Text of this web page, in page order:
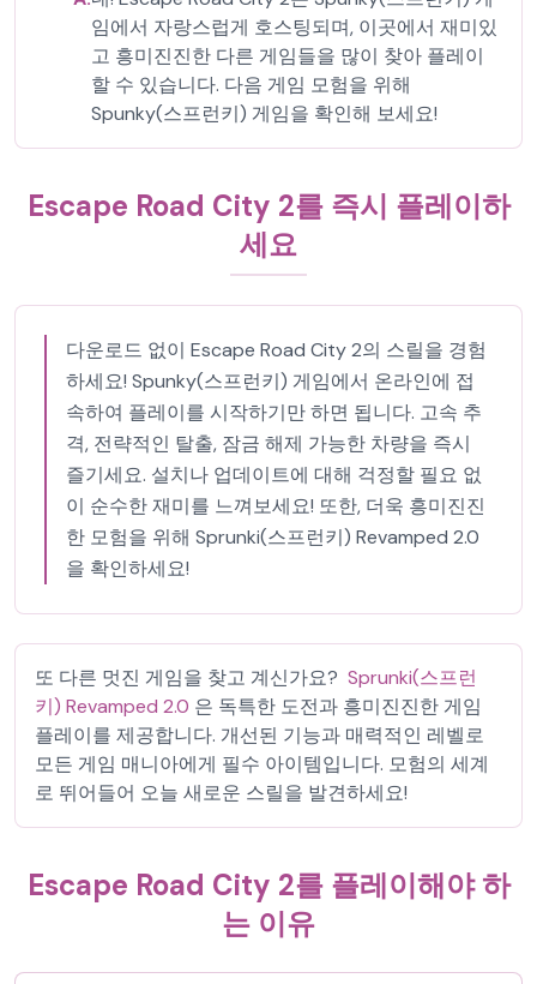
임에서 자랑스럽게 호스팅되며, 이곳에서 재미있
고 흥미진진한 다른 게임들을 많이 찾아 플레이
할 수 있습니다. 다음 게임 모험을 위해
Spunky(스프런키) 게임을 확인해 보세요!
Escape Road City 2를 즉시 플레이하
세요
다운로드 없이 Escape Road City 2의 스릴을 경험
하세요! Spunky(스프런키) 게임에서 온라인에 접
속하여 플레이를 시작하기만 하면 됩니다. 고속 추
격, 전략적인 탈출, 잠금 해제 가능한 차량을 즉시
즐기세요. 설치나 업데이트에 대해 걱정할 필요 없
이 순수한 재미를 느껴보세요! 또한, 더욱 흥미진진
한 모험을 위해 Sprunki(스프런키) Revamped 2.0
을 확인하세요!
또 다른 멋진 게임을 찾고 계신가요? Sprunki(스프런
키) Revamped 2.0 은 독특한 도전과 흥미진진한 게임
플레이를 제공합니다. 개선된 기능과 매력적인 레벨로
모든 게임 매니아에게 필수 아이템입니다. 모험의 세계
로 뛰어들어 오늘 새로운 스릴을 발견하세요!
Escape Road City 2를 플레이해야 하
는 이유